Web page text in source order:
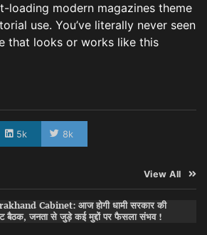
loading modern magazines theme
use. You’ve literally never seen
that looks or works like this
5k 8k
View All
Cabinet: आज होगी धामी सरकार की
बैठक, जनता से जुड़े कई मुद्दों पर फैसला संभव !